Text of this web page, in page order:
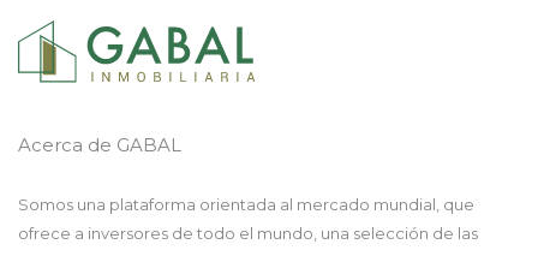
Acerca de GABAL
Somos una plataforma orientada al mercado mundial, que
ofrece a inversores de todo el mundo, una selección de las